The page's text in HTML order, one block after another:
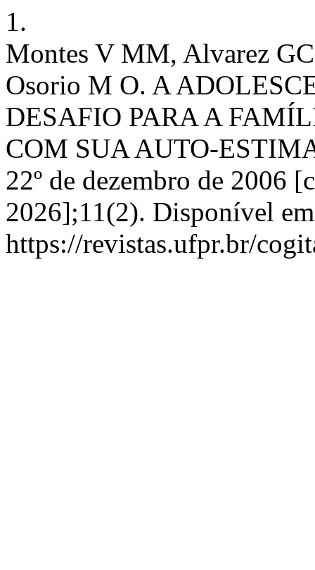
1.
Montes V MM, Alvarez
Osorio M O. A
DESAFIO PARA A
COM SUA AUTO-
22º de dezembro de 2006
2026];11(2). Disponível
https://revistas.ufpr.br/